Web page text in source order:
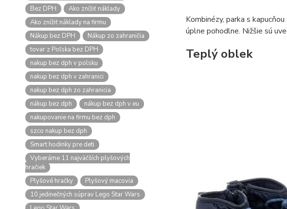
Bez DPH
Ako znížiť náklady
Ako znížiť náklady na firmu
Nákup bez DPH
Nákup zo zahraničia
tovar z Poľska bez DPH
nakup bez dph v polsku
nakup bez dph v zahranici
nakup bez dph zo zahranicia
nákup bez dph
nákup bez dph v eu
nakupovanie na firmu bez dph
szco nakup bez dph
Smart hodinky pre deti
Vyberáme 11 najväčších plyšových
hračiek
Plyšové hračky
Plyšový macovia
10 jedinečných súprav Lego Star Wars
Kombinézy, parka s
úplne pohodlne. Nižšie sú
Teplý oblek